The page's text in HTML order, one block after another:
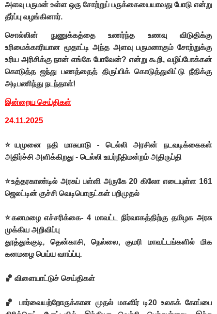
அளவு பருமன் உள்ள ஒரு சோற்றுப் பருக்கையையாவது போடு என்று
தீர்ப்பு வழங்கினார்.
சொல்லின் நுணுக்கத்தை உணர்ந்த உணவு விடுதிக்கு
உரிமைக்காரியான மூதாட்டி அந்த அளவு பருமனாகும் சோற்றுக்கு
உரிய அரிசிக்கு நான் எங்கே போவேன்? என்று கூறி, வழிப்போக்கன்
கொடுத்த ஐந்து பணத்தைத் திருப்பிக் கொடுத்துவிட்டு நீதிக்கு
அடிபணிந்து நடந்தாள்!
இன்றைய செய்திகள்
24.11.2025
⭐யமுனை நதி மாசுபாடு - டெல்லி அரசின் நடவடிக்கைகள்
அதிர்ச்சி அளிக்கிறது - டெல்லி உயர்நீதிமன்றம் அதிருப்தி
⭐உத்தரகாண்டில் அரசுப் பள்ளி அருகே 20 கிலோ எடையுள்ள 161
ஜெலட்டின் குச்சி வெடிபொருட்கள் பறிமுதல்
⭐கனமழை எச்சரிக்கை- 4 மாவட்ட நிர்வாகத்திற்கு தமிழக அரசு
முக்கிய அறிவிப்பு
தூத்துக்குடி, தென்காசி, நெல்லை, குமரி மாவட்டங்களில் மிக
கனமழை பெய்ய வாய்ப்பு.
🏀 விளையாட்டுச் செய்திகள்
🏀 பார்வையற்றோருக்கான முதல் மகளிர் டி20 உலகக் கோப்பை